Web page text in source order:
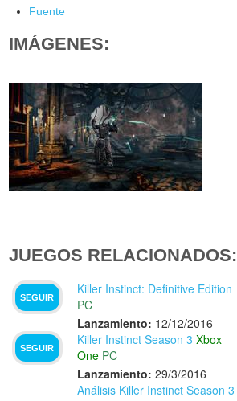
Fuente
IMÁGENES:
JUEGOS RELACIONADOS:
SEGUIR
Killer Instinct: Definitive Edition
PC
Lanzamiento: 12/12/2016
SEGUIR
Killer Instinct Season 3 Xbox
One PC
Lanzamiento: 29/3/2016
Análisis Killer Instinct Season 3